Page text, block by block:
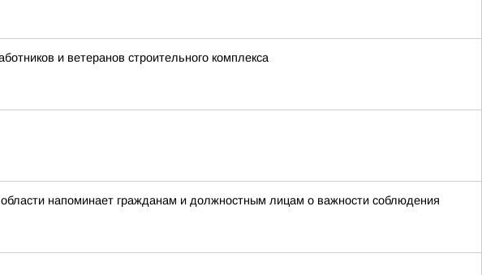
и ветеранов строительного комплекса
напоминает гражданам и должностным лицам о важности соблюдения